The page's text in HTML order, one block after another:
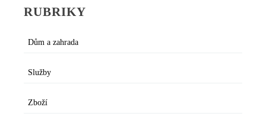
RUBRIKY
Dům a zahrada
Služby
Zboží